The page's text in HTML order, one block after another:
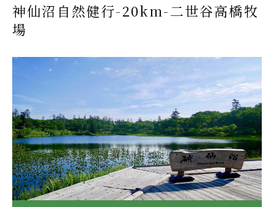
神仙沼自然健行-20km-二世谷高橋牧
場